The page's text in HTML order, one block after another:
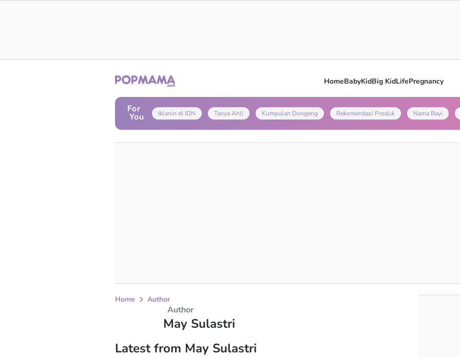
HomeBabyKidBig KidLifePregnancy
For
You Iklanin di IDN Tanya Ahli Kumpulan Dongeng Rekomendasi Produk Nama Bayi
Home Author
Author
May Sulastri
Latest from May Sulastri